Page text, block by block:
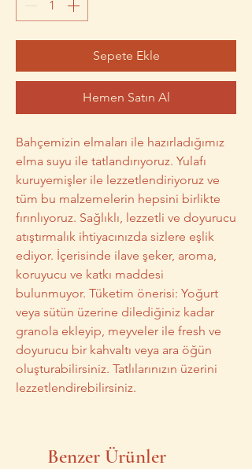
Sepete Ekle
Hemen Satın Al
Bahçemizin elmaları ile hazırladığımız
elma suyu ile tatlandırıyoruz. Yulafı
kuruyemişler ile lezzetlendiriyoruz ve
tüm bu malzemelerin hepsini birlikte
fırınlıyoruz. Sağlıklı, lezzetli ve doyurucu
atıştırmalık ihtiyacınızda sizlere eşlik
ediyor. İçerisinde ilave şeker, aroma,
koruyucu ve katkı maddesi
bulunmuyor. Tüketim önerisi: Yoğurt
veya sütün üzerine dilediğiniz kadar
granola ekleyip, meyveler ile fresh ve
doyurucu bir kahvaltı veya ara öğün
oluşturabilirsiniz. Tatlılarınızın üzerini
lezzetlendirebilirsiniz.
Benzer Ürünler